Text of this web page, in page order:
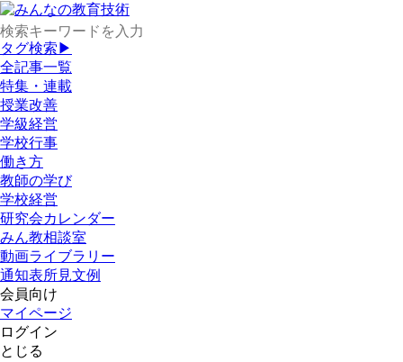
タグ検索▶
全記事一覧
特集・連載
授業改善
学級経営
学校行事
働き方
教師の学び
学校経営
研究会カレンダー
みん教相談室
動画ライブラリー
通知表所見文例
会員向け
マイページ
ログイン
とじる